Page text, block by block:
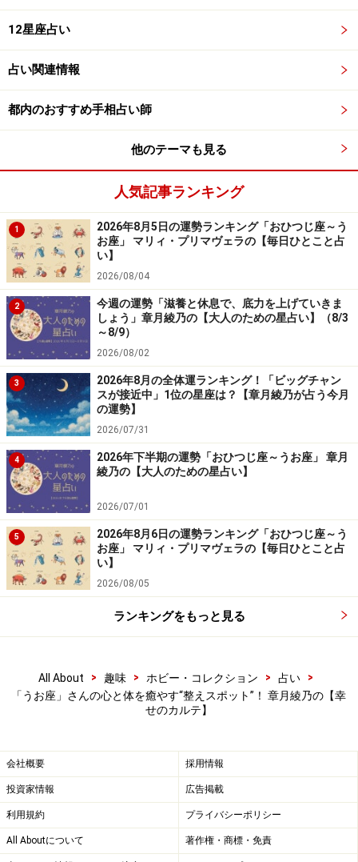
楽天市場で占い関連の商品をチェック！
12星座占い
占い関連情報
都内のおすすめ手相占い師
他のテーマも見る
人気記事ランキング
1
2026年8月5日の運勢ランキング「おひつじ座～う
お座」 マリィ・プリマヴェラの【毎日ひとこと占
い】
2026/08/04
2
今週の運勢「滋養と休息で、底力を上げていきま
しょう」章月綾乃の【大人のための星占い】（8/3
～8/9）
2026/08/02
3
2026年8月の全体運ランキング！「ビッグチャン
スが接近中」1位の星座は？【章月綾乃が占う今月
の運勢】
2026/07/31
4
2026年下半期の運勢「おひつじ座～うお座」 章月
綾乃の【大人のための星占い】
2026/07/01
5
2026年8月6日の運勢ランキング「おひつじ座～う
お座」 マリィ・プリマヴェラの【毎日ひとこと占
い】
2026/08/05
ランキングをもっと見る
All About > 趣味 > ホビー・コレクション > 占い
>
「うお座」さんの心と体を癒やす“整えスポット”！ 章月綾乃の【幸
せのカルテ】
会社概要 採用情報
投資家情報 広告掲載
利用規約 プライバシーポリシー
All Aboutについて 著作権・商標・免責